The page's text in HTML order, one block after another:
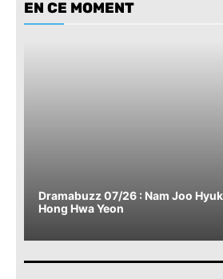
EN CE MOMENT
Dramabuzz 07/26 : Nam Joo
Hong Hwa Yeon